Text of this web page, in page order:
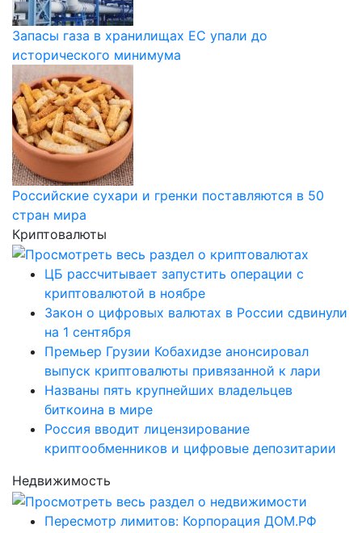
Запасы газа в хранилищах ЕС упали до
исторического минимума
Российские сухари и гренки поставляются в 50
стран мира
Криптовалюты
ЦБ рассчитывает запустить операции с
криптовалютой в ноябре
Закон о цифровых валютах в России сдвинули
на 1 сентября
Премьер Грузии Кобахидзе анонсировал
выпуск криптовалюты привязанной к лари
Названы пять крупнейших владельцев
биткоина в мире
Россия вводит лицензирование
криптообменников и цифровые депозитарии
Недвижимость
Пересмотр лимитов: Корпорация ДОМ.РФ